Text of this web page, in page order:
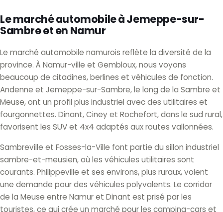
Le marché automobile à Jemeppe-sur-
Sambre et en Namur
Le marché automobile namurois reflète la diversité de la
province. À Namur-ville et Gembloux, nous voyons
beaucoup de citadines, berlines et véhicules de fonction.
Andenne et Jemeppe-sur-Sambre, le long de la Sambre et
Meuse, ont un profil plus industriel avec des utilitaires et
fourgonnettes. Dinant, Ciney et Rochefort, dans le sud rural,
favorisent les SUV et 4x4 adaptés aux routes vallonnées.
Sambreville et Fosses-la-Ville font partie du sillon industriel
sambre-et-meusien, où les véhicules utilitaires sont
courants. Philippeville et ses environs, plus ruraux, voient
une demande pour des véhicules polyvalents. Le corridor
de la Meuse entre Namur et Dinant est prisé par les
touristes, ce qui crée un marché pour les camping-cars et